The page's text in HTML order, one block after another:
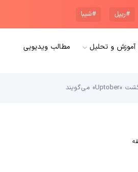
#ریپل #شیبا
آموزش و تحلیل
مطالب ویدیویی